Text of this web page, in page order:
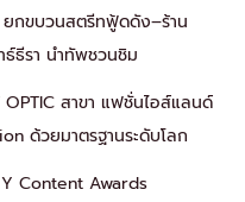
ยกขบวนสตรีทฟู้ดดัง–ร้าน
ธีรา นำทัพชวนชิม
OPTIC สาขา แฟชั่นไอส์แลนด์
ด้วยมาตรฐานระดับโลก
Content Awards